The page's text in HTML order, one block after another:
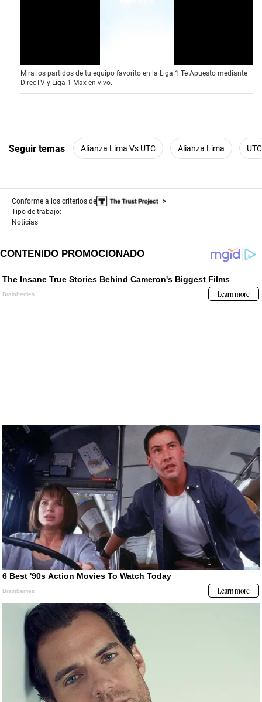
0
o
f
o
n
Mira los partidos de tu equipo favorito en la Liga 1 Te Apuesto mediante
DirecTV y Liga 1 Max en vivo.
Seguir temas Alianza Lima Vs UTC Alianza Lima UTC
Conforme a los criterios de
Tipo de trabajo:
Noticias